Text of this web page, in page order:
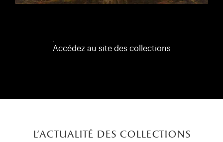
Accédez au site des collections
l'actualité des collections